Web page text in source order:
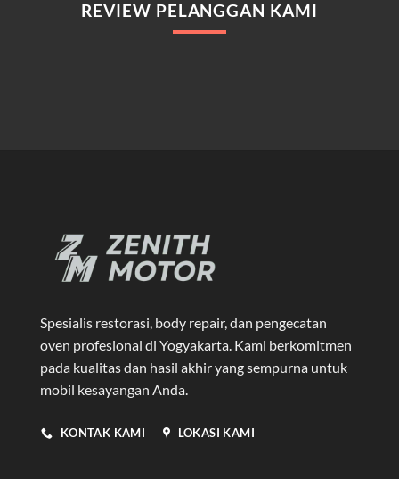
REVIEW PELANGGAN KAMI
Spesialis restorasi, body repair, dan pengecatan
oven profesional di Yogyakarta . Kami berkomitmen
pada kualitas dan hasil akhir yang sempurna untuk
mobil kesayangan Anda.
KONTAK KAMI LOKASI KAMI